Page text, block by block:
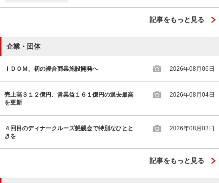
記事をもっと見る
企業・団体
ＩＤＯＭ、初の複合商業施設開発へ 2026年08月06日
売上高３１２億円、営業益１６１億円の過去最高
を更新
2026年08月04日
４回目のディナークルーズ懇親会で特別なひとと
きを
2026年08月03日
記事をもっと見る